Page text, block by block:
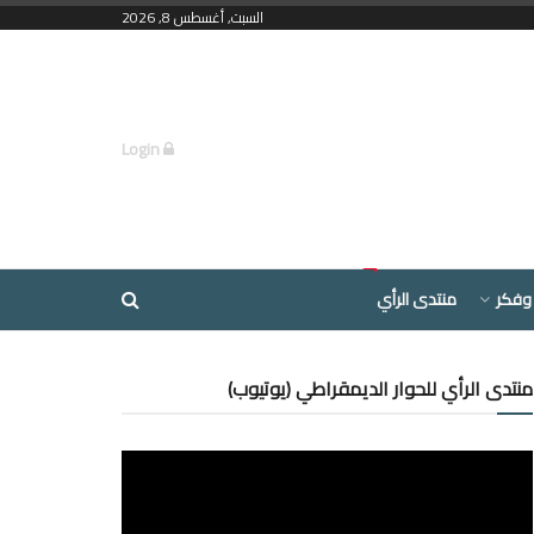
السبت, أغسطس 8, 2026
منتدى الرأي
منتدى الرأي للحوار الديمقراطي (يوتيوب)